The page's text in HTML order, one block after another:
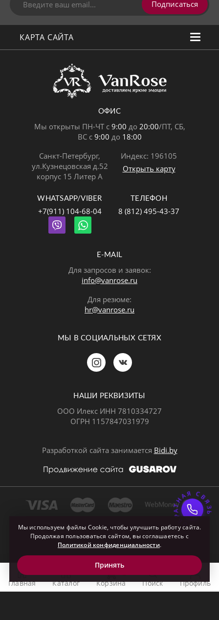
Подписаться
КАРТА САЙТА
ОФИС
Мы открыты ПН-ЧТ с 9:00 до 20:00/ПТ, СБ,
ВС с 9:00 до 18:00
Санкт-Петербург,
ул.Кузнецовская д.52
корпус 15 Литер А
Индекс: 196105
Открыть карту
WHATSAPP/VIBER
+7(911) 104-68-04
ТЕЛЕФОН
8 (812) 495-43-37
E-MAIL
Для запросов и заявок:
info@vanrose.ru
Для резюме:
hr@vanrose.ru
МЫ В СОЦИАЛЬНЫХ СЕТЯХ
НАШИ РЕКВИЗИТЫ
ООО Илекс ИНН 7810334727
ОГРН 1157847031979
Разработкой сайта занимается Bidi.by
Мы используем файлы Cookie, чтобы улучшить работу сайта.
Продолжая пользоваться сайтом, вы соглашаетесь с
Политикой конфиденциальности.
Принять
Главная
Каталог Корзина Поиск Профиль
Позвонить Telegram
Почта ОБРАТНАЯ